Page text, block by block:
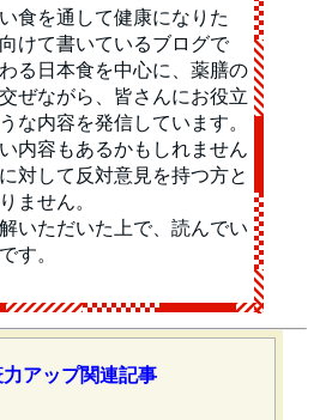
食を通して健康になりた
けて書いているブログで
る日本食を中心に、薬膳の
ぜながら、皆さんにお役立
な内容を発信しています。
内容もあるかもしれません
対して反対意見を持つ方と
ません。
いただいた上で、読んでい
す。
アップ関連記事